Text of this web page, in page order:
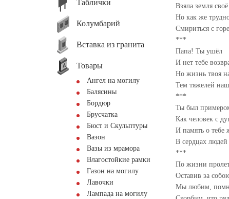
Таблички
Колумбарий
Вставка из гранита
Товары
Ангел на могилу
Балясины
Бордюр
Брусчатка
Бюст и Скульптуры
Вазон
Вазы из мрамора
Влагостойкие рамки
Газон на могилу
Лавочки
Лампада на могилу
Взяла земля
Но как же
Смириться с
***
Папа! Ты ушёл
И нет тебе
Но жизнь твоя
Тем тяжелей
***
Ты был
Как человек с
И память о тебе
В сердцах
***
По жизни
Оставив за
Мы любим,